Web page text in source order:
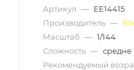
Артикул — ЕЕ14415
Производитель —
Масштаб — 1/144
Сложность — средне
Рекомендуемый